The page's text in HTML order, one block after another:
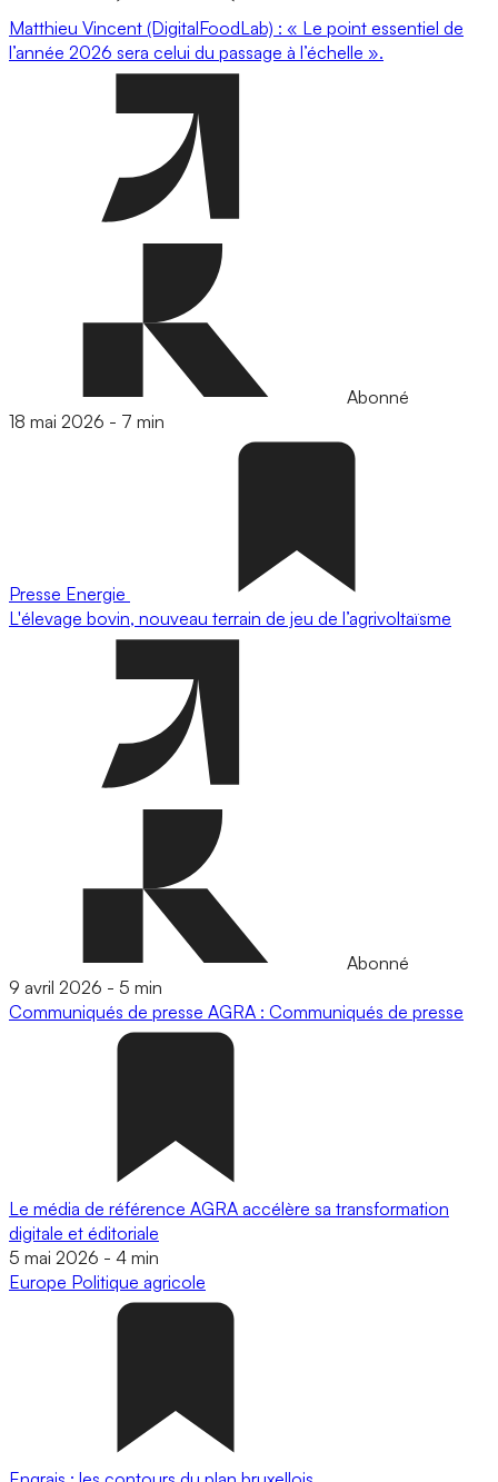
Matthieu Vincent (DigitalFoodLab) : « Le point essentiel de
l’année 2026 sera celui du passage à l’échelle ».
Abonné
18 mai 2026 - 7 min
Presse Energie
L'élevage bovin, nouveau terrain de jeu de l’agrivoltaïsme
Abonné
9 avril 2026 - 5 min
Communiqués de presse AGRA : Communiqués de presse
Le média de référence AGRA accélère sa transformation
digitale et éditoriale
5 mai 2026 - 4 min
Europe Politique agricole